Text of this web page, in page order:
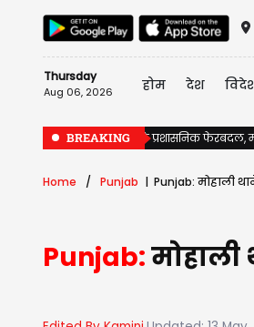
Thursday
Aug 06, 2026 होम देश
BREAKING
पंजाब में चुनावों से पहले प्रशासनिक फेरबदल,
Home Punjab Punjab: मोहाली
Punjab: